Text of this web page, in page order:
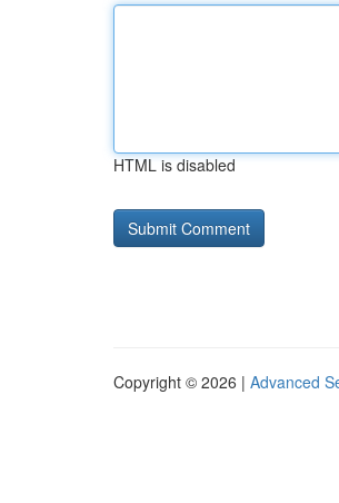
HTML is disabled
Copyright © 2026 | Advanced